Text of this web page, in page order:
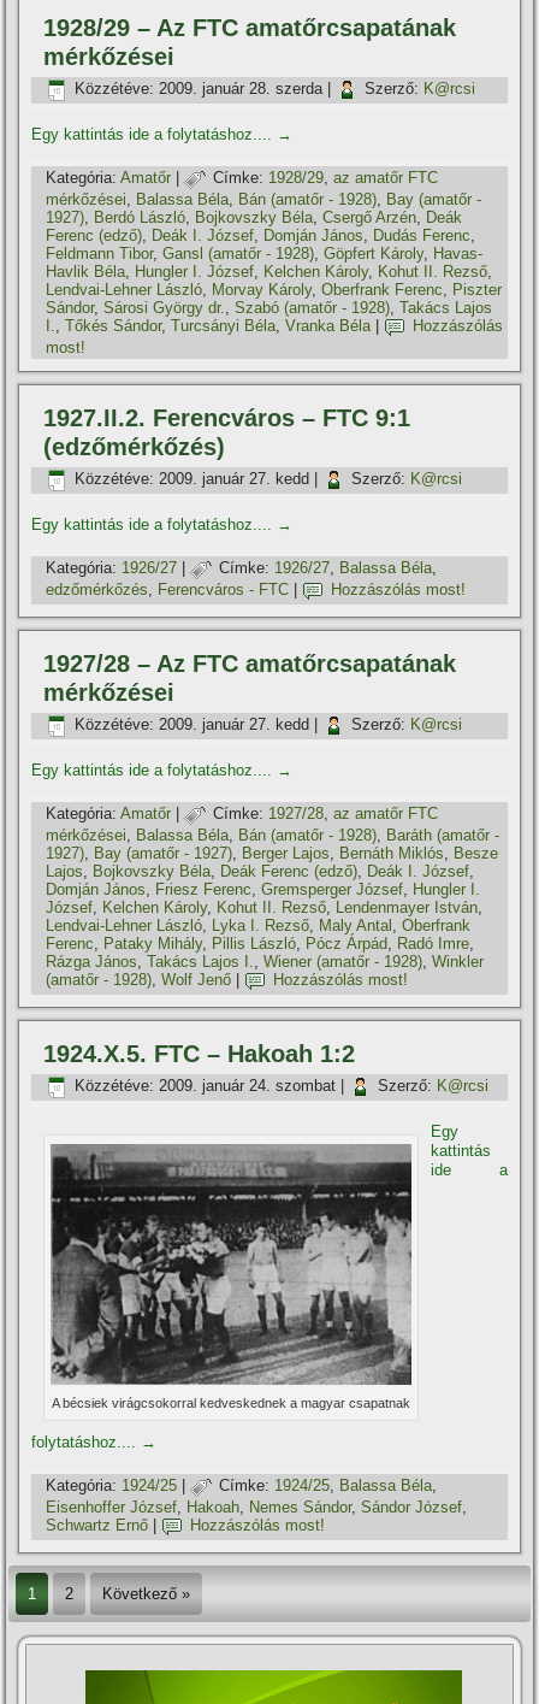
1928/29 – Az FTC amatőrcsapatának
mérkőzései
Közzétéve: 2009. január 28. szerda| Szerző: K@rcsi
Egy kattintás ide a folytatáshoz.... →
Kategória: Amatőr | Címke: 1928/29,az amatőr FTC
mérkőzései
Balassa Béla Bán (amatőr - 1928)
Bay (amatőr -
1927)
Berdó László Bojkovszky Béla ,Csergő Arzén
Deák
Ferenc (edző)
Deák I. József Domján János Dudás Ferenc
Feldmann Tibor,Gansl (amatőr - 1928) ,Göpfert Károly, Havas-
Havlik Béla
Hungler I. József Kelchen Károly, Kohut II. Rezső
Lendvai-Lehner László
Morvay Károly,Oberfrank Ferenc
Piszter
Sándor,Sárosi György dr. ,Szabó (amatőr - 1928) ,Takács Lajos
I.,Tőkés Sándor,Turcsányi Béla,Vranka Béla|
Hozzászólás
most!
1927.II.2. Ferencváros – FTC 9:1
(edzőmérkőzés)
Közzétéve: 2009. január 27. kedd Szerző: K@rcsi
Egy kattintás ide a folytatáshoz.... →
Kategória: 1926/27 | Címke: 1926/27, Balassa Béla,
edzőmérkőzés, Ferencváros - FTC Hozzászólás most!
1927/28 – Az FTC amatőrcsapatának
mérkőzései
Közzétéve: 2009. január 27. kedd Szerző: K@rcsi
Egy kattintás ide a folytatáshoz.... →
Kategória: Amatőr | Címke: 1927/28,az amatőr FTC
mérkőzései
Balassa Béla Bán (amatőr - 1928)
Baráth (amatőr -
1927)
Bay (amatőr - 1927) Berger Lajos Bernáth Miklós
Besze
Lajos
Bojkovszky Béla Deák Ferenc (edző) Deák I. József
Domján János
Friesz Ferenc ,Gremsperger József
Hungler I.
József
Kelchen Károly, Kohut II. Rezső Lendenmayer István
Lendvai-Lehner László
Lyka I. Rezső Maly Antal ,Oberfrank
Ferenc
Pataky Mihály, Pillis László Pócz Árpád Radó Imre
Rázga János ,Takács Lajos I. ,Wiener (amatőr - 1928) ,Winkler
(amatőr - 1928),Wolf Jenő Hozzászólás most!
1924.X.5. FTC – Hakoah 1:2
Közzétéve: 2009. január 24. szombat Szerző: K@rcsi
A bécsiek virágcsokorral kedveskednek a magyar csapatnak
Egy
kattintás
ide a
folytatáshoz.... →
Kategória: 1924/25 | Címke: 1924/25, Balassa Béla,
Eisenhoffer József
Hakoah Nemes Sándor,Sándor József
Schwartz Ernő
Hozzászólás most!
1 2 Következő »